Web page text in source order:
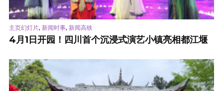
主页幻灯片, 新闻时事, 新闻高铁
4月1日开园！四川首个沉浸式演艺小镇亮相都江堰